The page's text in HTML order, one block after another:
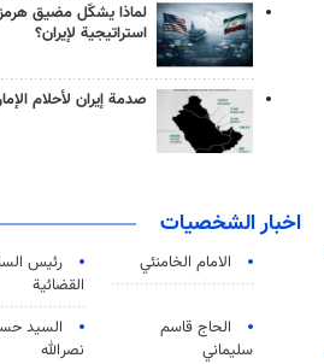
لماذا يشكّل مضيق هرمز
استراتيجية لإيران؟
صدمة إيران لأحلام
اخبار الشخصيات
الامام الخامنئي
رئیس
القضائیة
الحاج قاسم
سليماني
السيد
نصرالله